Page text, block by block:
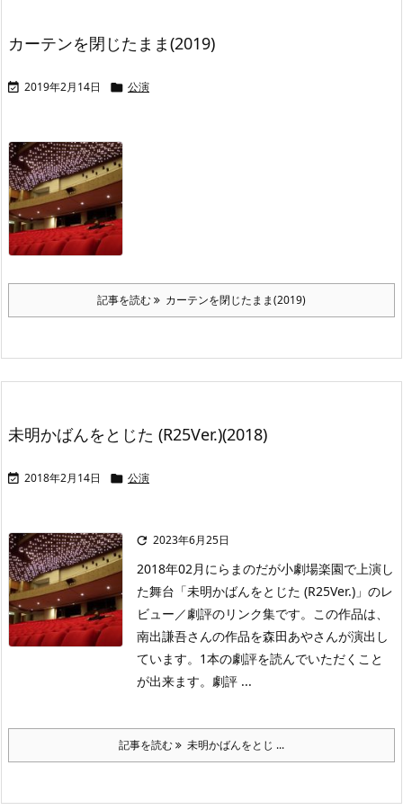
カーテンを閉じたまま(2019)
 2019年2月14日  公演
記事を読む カーテンを閉じたまま(2019)
未明かばんをとじた (R25Ver.)(2018)
 2018年2月14日  公演
 2023年6月25日
2018年02月にらまのだが小劇場楽園で上演し
た舞台「未明かばんをとじた (R25Ver.)」のレ
ビュー／劇評のリンク集です。この作品は、
南出謙吾さんの作品を森田あやさんが演出し
ています。1本の劇評を読んでいただくこと
が出来ます。劇評 ...
記事を読む 未明かばんをとじ ...